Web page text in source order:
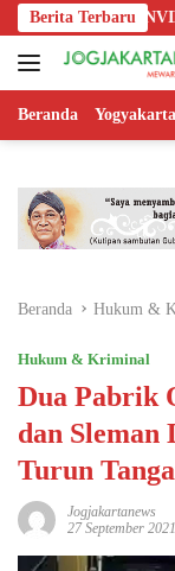
Langsung
ke
konten
Berita Terbaru
dan NVIDIA
Beranda Yogyakarta
Beranda Hukum &
Hukum & Kriminal
Dua Pabrik
dan
Turun
Jogjakartanews
27 September 2021